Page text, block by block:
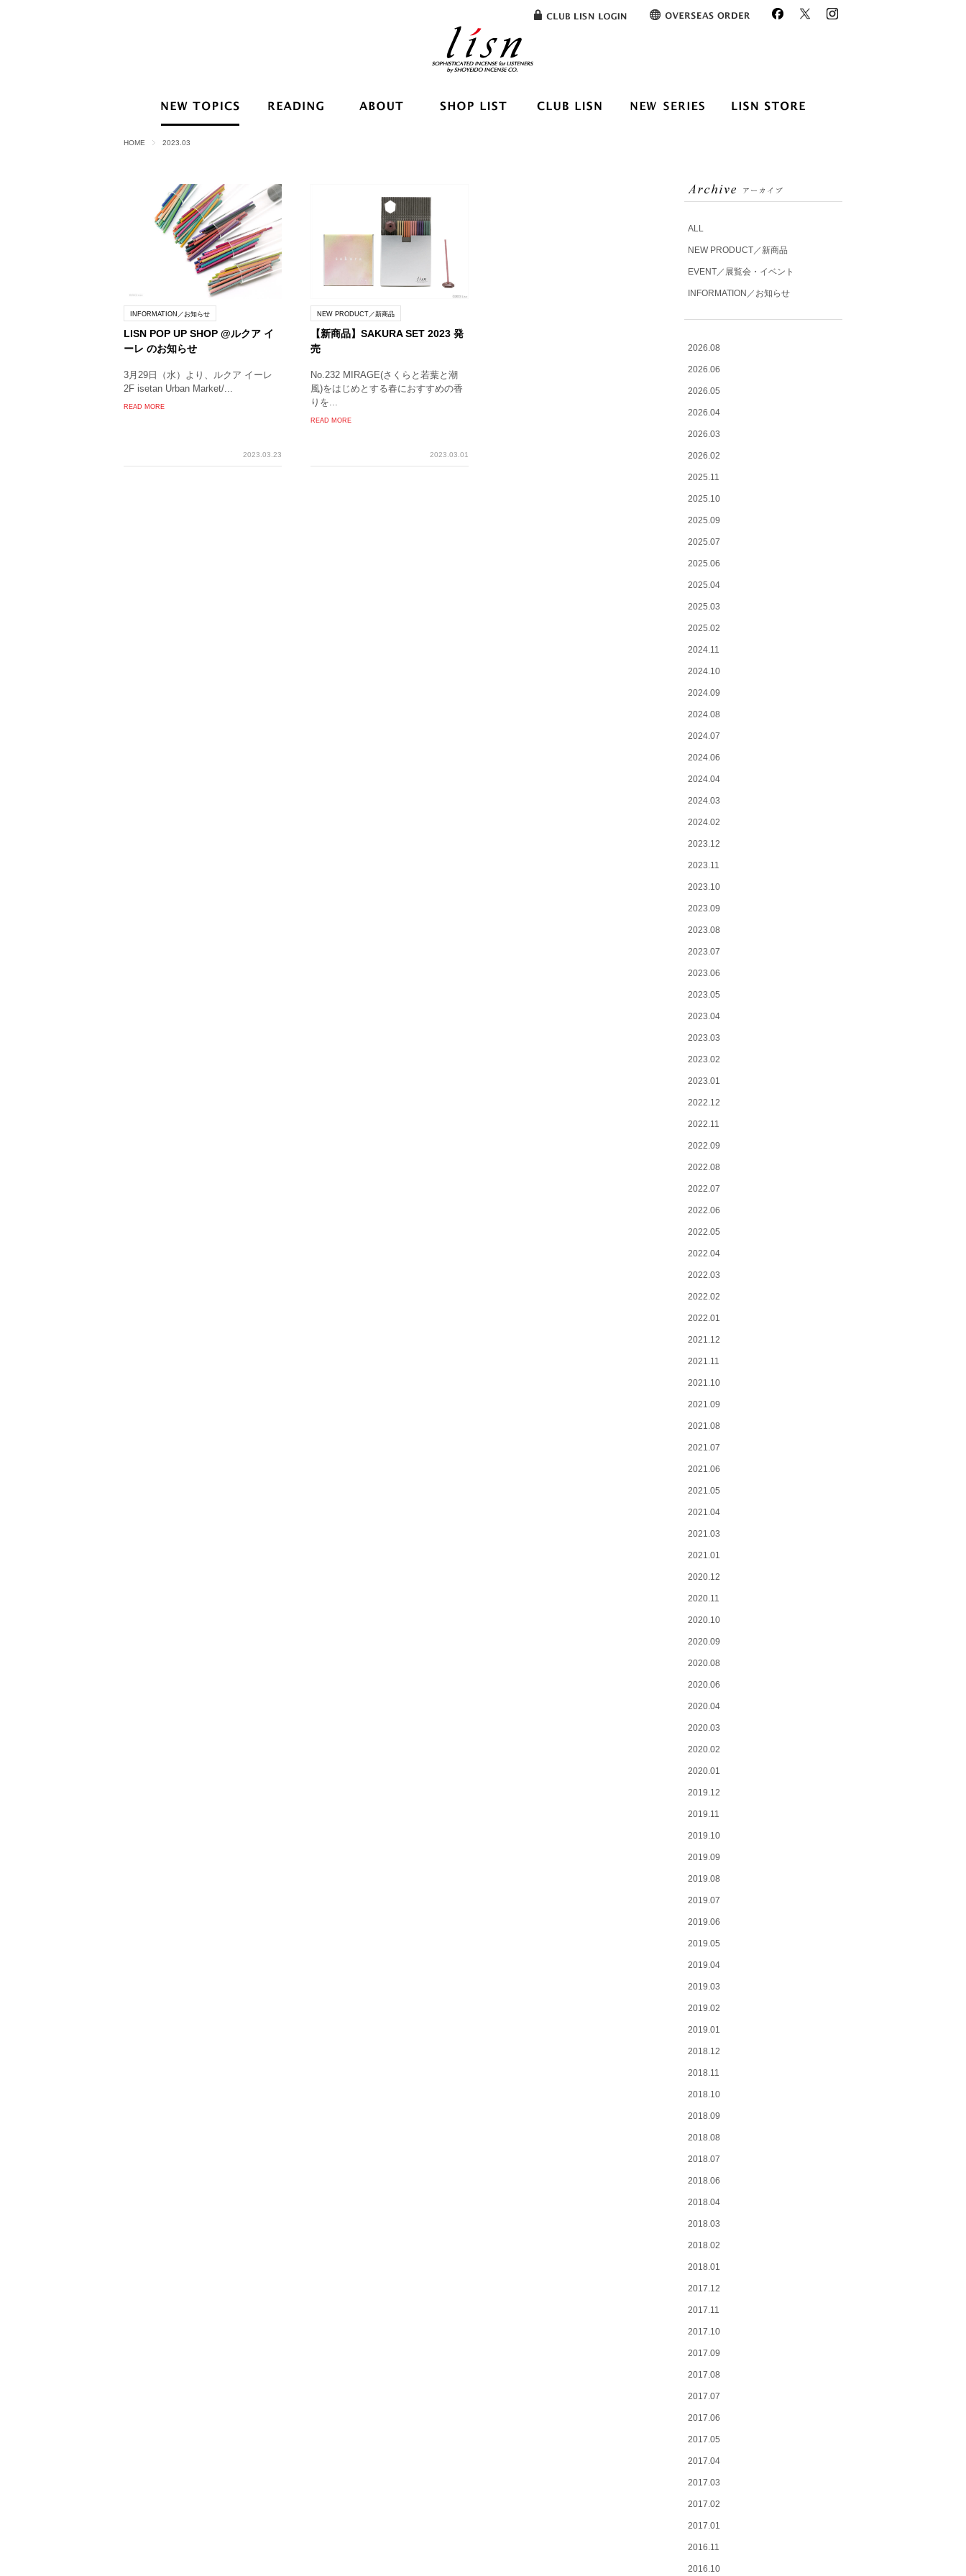
HOME 2023.03
INFORMATION／お知らせ
LISN POP UP SHOP @ルクア イ
ーレ のお知らせ
3月29日（水）より、ルクア イーレ
2F isetan Urban Market/...
READ MORE
2023.03.23
NEW PRODUCT／新商品
【新商品】SAKURA SET 2023 発
売
No.232 MIRAGE(さくらと若葉と潮
風)をはじめとする春におすすめの香
りを...
READ MORE
2023.03.01
ALL
NEW PRODUCT／新商品
EVENT／展覧会・イベント
INFORMATION／お知らせ
2026.08
2026.06
2026.05
2026.04
2026.03
2026.02
2025.11
2025.10
2025.09
2025.07
2025.06
2025.04
2025.03
2025.02
2024.11
2024.10
2024.09
2024.08
2024.07
2024.06
2024.04
2024.03
2024.02
2023.12
2023.11
2023.10
2023.09
2023.08
2023.07
2023.06
2023.05
2023.04
2023.03
2023.02
2023.01
2022.12
2022.11
2022.09
2022.08
2022.07
2022.06
2022.05
2022.04
2022.03
2022.02
2022.01
2021.12
2021.11
2021.10
2021.09
2021.08
2021.07
2021.06
2021.05
2021.04
2021.03
2021.01
2020.12
2020.11
2020.10
2020.09
2020.08
2020.06
2020.04
2020.03
2020.02
2020.01
2019.12
2019.11
2019.10
2019.09
2019.08
2019.07
2019.06
2019.05
2019.04
2019.03
2019.02
2019.01
2018.12
2018.11
2018.10
2018.09
2018.08
2018.07
2018.06
2018.04
2018.03
2018.02
2018.01
2017.12
2017.11
2017.10
2017.09
2017.08
2017.07
2017.06
2017.05
2017.04
2017.03
2017.02
2017.01
2016.11
2016.10